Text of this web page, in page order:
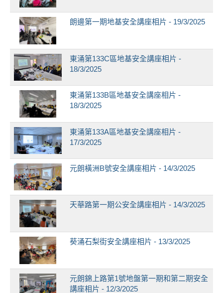
朗邊第一期地基安全講座相片 - 19/3/2025
東涌第133C區地基安全講座相片 -
18/3/2025
東涌第133B區地基安全講座相片 -
18/3/2025
東涌第133A區地基安全講座相片 -
17/3/2025
元朗橫洲B號安全講座相片 - 14/3/2025
天華路第一期公安全講座相片 - 14/3/2025
葵涌石梨街安全講座相片 - 13/3/2025
元朗錦上路第1號地盤第一期和第二期安全
講座相片 - 12/3/2025